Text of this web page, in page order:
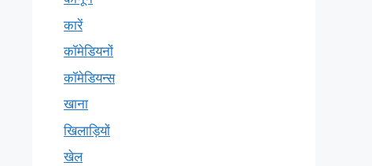
कारें
कॉमेडियनों
कॉमेडियन्स
खाना
खिलाड़ियों
खेल